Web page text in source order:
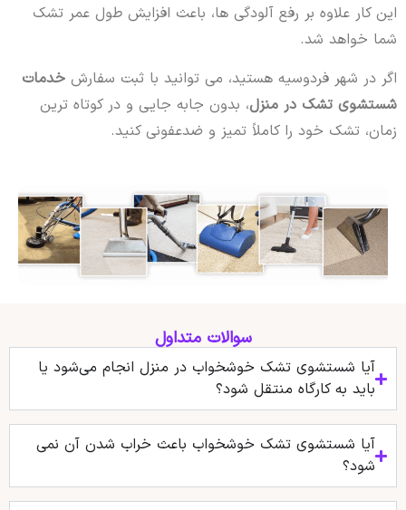
این کار علاوه بر رفع آلودگی ها، باعث افزایش طول عمر تشک
شما خواهد شد.
اگر در شهر فردوسیه هستید، می توانید با ثبت سفارش خدمات
شستشوی تشک در منزل، بدون جابه جایی و در کوتاه ترین
زمان، تشک خود را کاملاً تمیز و ضدعفونی کنید.
سوالات متداول
آیا شستشوی تشک خوشخواب در منزل انجام می‌شود یا
باید به کارگاه منتقل شود؟
آیا شستشوی تشک خوشخواب باعث خراب شدن آن نمی
شود؟